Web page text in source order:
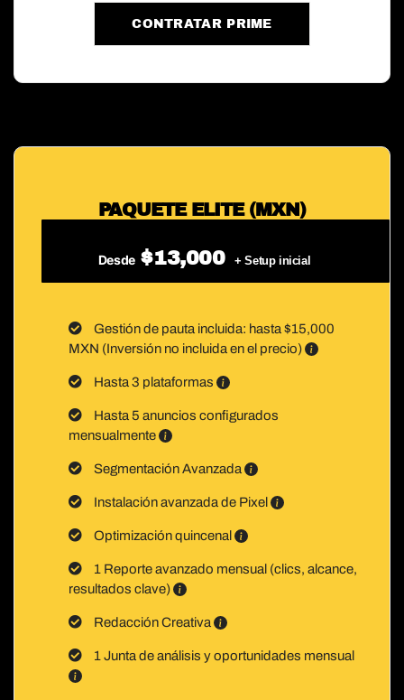
CONTRATAR PRIME
PAQUETE ELITE (MXN)
Desde $13,000 + Setup inicial
Gestión de pauta incluida: hasta $15,000
MXN (Inversión no incluida en el precio)
Hasta 3 plataformas
Hasta 5 anuncios configurados
mensualmente
Segmentación Avanzada
Instalación avanzada de Pixel
Optimización quincenal
1 Reporte avanzado mensual (clics, alcance,
resultados clave)
Redacción Creativa
1 Junta de análisis y oportunidades mensual